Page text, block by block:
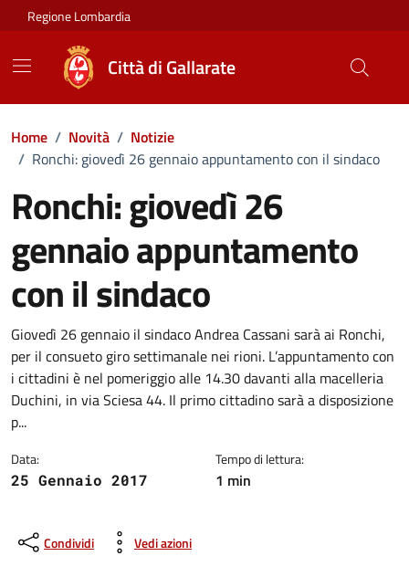
Vai ai contenuti
Vai al footer
Regione Lombardia
Città di Gallarate
Home / Novità / Notizie
/ Ronchi: giovedì 26 gennaio appuntamento con il sindaco
Ronchi: giovedì 26
gennaio appuntamento
con il sindaco
Dettagli della notizia
Giovedì 26 gennaio il sindaco Andrea Cassani sarà ai Ronchi,
per il consueto giro settimanale nei rioni. L’appuntamento con
i cittadini è nel pomeriggio alle 14.30 davanti alla macelleria
Duchini, in via Sciesa 44. Il primo cittadino sarà a disposizione
p...
Data:
25 Gennaio 2017
Tempo di lettura:
1 min
Condividi Vedi azioni